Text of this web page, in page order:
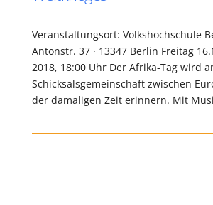
Veranstaltungsort: Volkshochschule
Antonstr. 37 · 13347 Berlin Freitag
2018, 18:00 Uhr Der Afrika-Tag wird
Schicksalsgemeinschaft zwischen
der damaligen Zeit erinnern. Mit